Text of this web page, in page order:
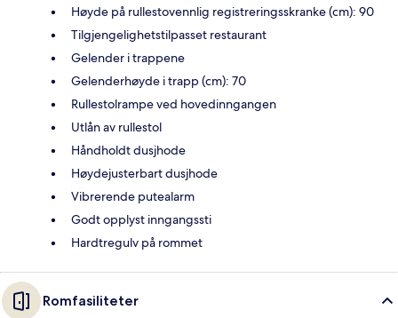
Høyde på rullestovennlig registreringsskranke (cm): 90
Tilgjengelighetstilpasset restaurant
Gelender i trappene
Gelenderhøyde i trapp (cm): 70
Rullestolrampe ved hovedinngangen
Utlån av rullestol
Håndholdt dusjhode
Høydejusterbart dusjhode
Vibrerende putealarm
Godt opplyst inngangssti
Hardtregulv på rommet
Romfasiliteter